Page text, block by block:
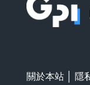
關於本站 隱